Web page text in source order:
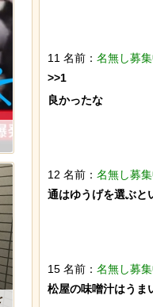
11 名前： 名無し募集
>>1
良かったな
12 名前： 名無し募集
通はゆうげを選ぶと
15 名前： 名無し募集
松屋の味噌汁はうま
「マンデラ効果」とい